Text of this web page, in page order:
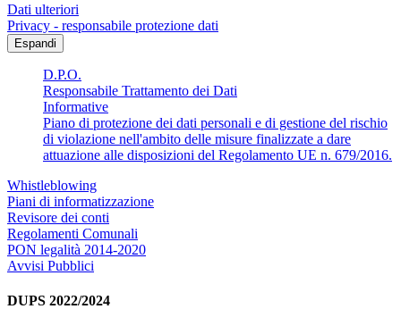
Dati ulteriori
Privacy - responsabile protezione dati
Espandi
D.P.O.
Responsabile Trattamento dei Dati
Informative
Piano di protezione dei dati personali e di gestione del rischio
di violazione nell'ambito delle misure finalizzate a dare
attuazione alle disposizioni del Regolamento UE n. 679/2016.
Whistleblowing
Piani di informatizzazione
Revisore dei conti
Regolamenti Comunali
PON legalità 2014-2020
Avvisi Pubblici
DUPS 2022/2024